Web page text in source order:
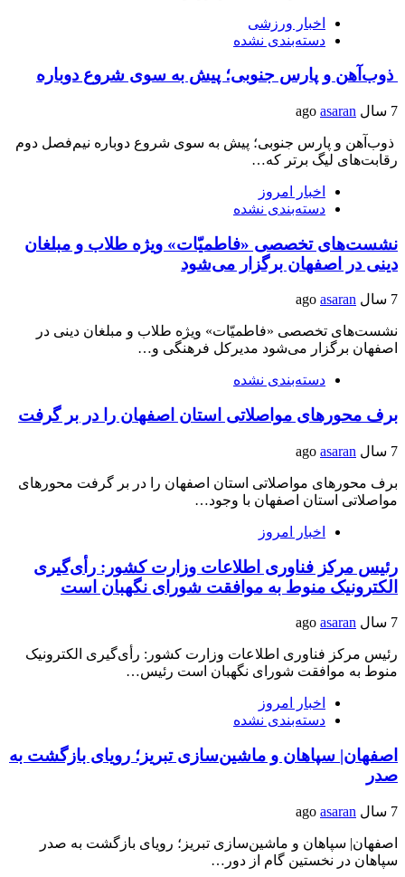
اخبار ورزشی
دسته‌بندی نشده
ذوب‌آهن و پارس جنوبی؛ پیش به سوی شروع دوباره
7 سال ago asaran
ذوب‌آهن و پارس جنوبی؛ پیش به سوی شروع دوباره نیم‌فصل دوم
رقابت‌های لیگ برتر که…
اخبار امروز
دسته‌بندی نشده
نشست‌های تخصصی «فاطمیّات» ویژه طلاب و مبلغان
دینی در اصفهان برگزار می‌شود
7 سال ago asaran
نشست‌های تخصصی «فاطمیّات» ویژه طلاب و مبلغان دینی در
اصفهان برگزار می‌شود مدیرکل فرهنگی و…
دسته‌بندی نشده
برف محورهای مواصلاتی استان اصفهان را در بر گرفت
7 سال ago asaran
برف محورهای مواصلاتی استان اصفهان را در بر گرفت محورهای
مواصلاتی استان اصفهان با وجود…
اخبار امروز
رئیس مرکز فناوری اطلاعات وزارت کشور: رأی‌گیری
الکترونیک منوط به موافقت شورای نگهبان است
7 سال ago asaran
رئیس مرکز فناوری اطلاعات وزارت کشور: رأی‌گیری الکترونیک
منوط به موافقت شورای نگهبان است رئیس…
اخبار امروز
دسته‌بندی نشده
اصفهان| سپاهان و ماشین‌سازی تبریز؛ رویای بازگشت به
صدر
7 سال ago asaran
اصفهان| سپاهان و ماشین‌سازی تبریز؛ رویای بازگشت به صدر
سپاهان در نخستین گام از دور…